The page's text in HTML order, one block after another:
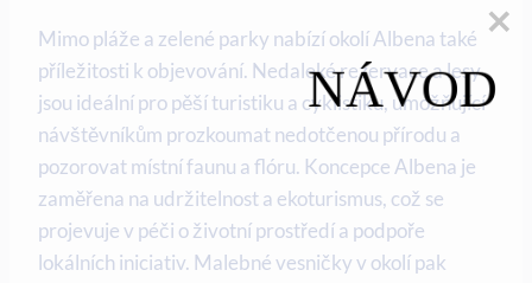
Mimo pláže a zelené parky nabízí okolí Albena také
příležitosti k objevování. Nedaleké rezervace a lesy
jsou ideální pro pěší turistiku a cyklistiku, umožňující
návštěvníkům prozkoumat nedotčenou přírodu a
pozorovat místní faunu a flóru. Koncepce Albena je
zaměřena na udržitelnost a ekoturismus, což se
projevuje v péči o životní prostředí a podpoře
lokálních iniciativ. Malebné vesničky v okolí pak
NÁVOD